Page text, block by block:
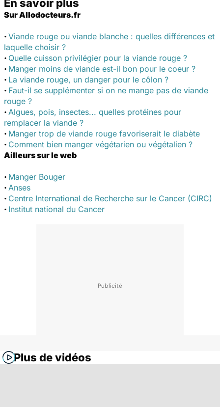
En savoir plus
Sur Allodocteurs.fr
· Viande rouge ou viande blanche : quelles différences et
laquelle choisir ?
· Quelle cuisson privilégier pour la viande rouge ?
· Manger moins de viande est-il bon pour le coeur ?
· La viande rouge, un danger pour le côlon ?
· Faut-il se supplémenter si on ne mange pas de viande
rouge ?
· Algues, pois, insectes... quelles protéines pour
remplacer la viande ?
· Manger trop de viande rouge favoriserait le diabète
· Comment bien manger végétarien ou végétalien ?
Ailleurs sur le web
· Manger Bouger
· Anses
· Centre International de Recherche sur le Cancer (CIRC)
· Institut national du Cancer
Plus de vidéos